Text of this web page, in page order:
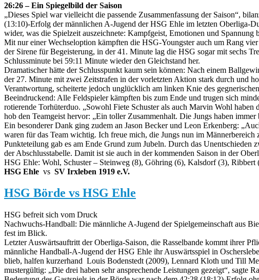
26:26 – Ein Spiegelbild der Saison
„Dieses Spiel war vielleicht die passende Zusammenfassung der Saison“,
(13:10)-Erfolg der männlichen A-Jugend der HSG Ehle im letzten Oberliga-
wider, was die Spielzeit auszeichnete: Kampfgeist, Emotionen und Spannung
Mit nur einer Wechseloption kämpften die HSG-Youngster auch um Rang
der Sirene für Begeisterung, in der 41. Minute lag die HSG sogar mit sechs
Schlussminute bei 59:11 Minute wieder den Gleichstand her.
Dramatischer hätte der Schlusspunkt kaum sein können: Nach einem
der 27. Minute mit zwei Zeitstrafen in der vorletzten Aktion stark durch und
Verantwortung, scheiterte jedoch unglücklich am linken Knie des
Beeindruckend: Alle Feldspieler kämpften bis zum Ende und trugen sich
rotierende Torhüterduo. „Sowohl Fiete Schuster als auch Marvin Wohl
hob den Teamgeist hervor: „Ein toller Zusammenhalt. Die Jungs haben
Ein besonderer Dank ging zudem an Jason Becker und Leon Erkenberg:
waren für das Team wichtig. Ich freue mich, die Jungs nun im
Punkteteilung gab es am Ende Grund zum Jubeln. Durch das
der Abschlusstabelle. Damit ist sie auch in der kommenden Saison in der
HSG Ehle: Wohl, Schuster – Steinweg (8), Göhring (6), Kalsdorf (3), Ribbert
HSG Ehle vs SV Irxleben 1919 e.V.
HSG Börde vs HSG Ehle
HSG befreit sich vom Druck
Nachwuchs-Handball: Die männliche A-Jugend der Spielgemeinschaft aus
fest im Blick.
Letzter Auswärtsauftritt der Oberliga-Saison, die Rasselbande kommt ihrer
männliche Handball-A-Jugend der HSG Ehle ihr Auswärtsspiel in
blieb, halfen kurzerhand Louis Bodenstedt (2009), Lennard Kloth und Till
mustergültig: „Die drei haben sehr ansprechende Leistungen gezeigt“,